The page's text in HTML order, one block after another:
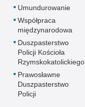
Umundurowanie
Współpraca
międzynarodowa
Duszpasterstwo
Policji Kościoła
Rzymskokatolickiego
Prawosławne
Duszpasterstwo
Policji